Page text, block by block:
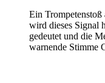
Ein Trompetenstoß
wird dieses Signal
gedeutet und die
warnende Stimme